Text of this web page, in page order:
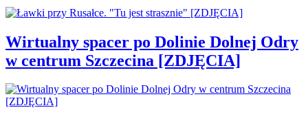
Wirtualny spacer po Dolinie Dolnej Odry
w centrum Szczecina [ZDJĘCIA]